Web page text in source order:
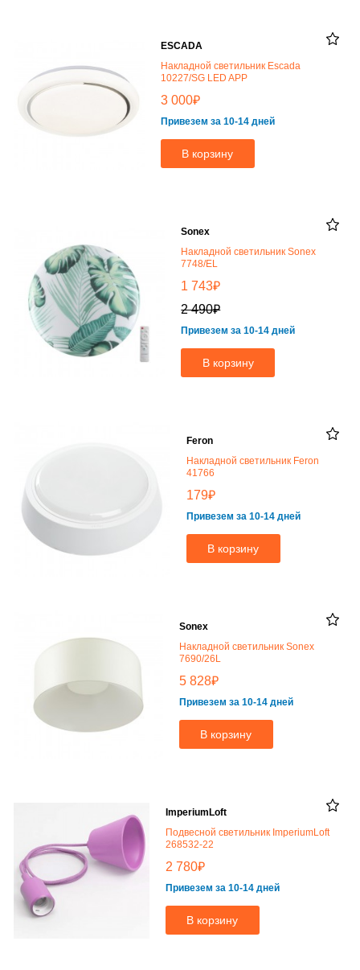
ESCADA
Накладной светильник Escada
10227/SG LED APP
3 000₽
Привезем за 10-14 дней
В корзину
Sonex
Накладной светильник Sonex
7748/EL
1 743₽
2 490₽
Привезем за 10-14 дней
В корзину
Feron
Накладной светильник Feron
41766
179₽
Привезем за 10-14 дней
В корзину
Sonex
Накладной светильник Sonex
7690/26L
5 828₽
Привезем за 10-14 дней
В корзину
ImperiumLoft
Подвесной светильник ImperiumLoft
268532-22
2 780₽
Привезем за 10-14 дней
В корзину